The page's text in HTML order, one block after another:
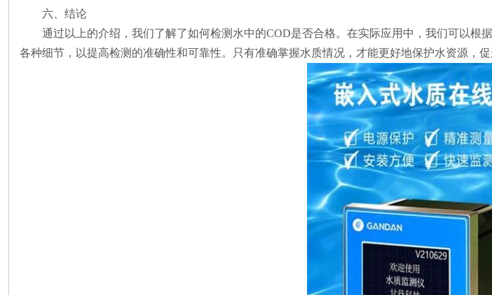
六、结论
通过以上的介绍，我们了解了如何检测水中的COD是否合格。在实际应用中，我们可以根
各种细节，以提高检测的准确性和可靠性。只有准确掌握水质情况，才能更好地保护水资源，促